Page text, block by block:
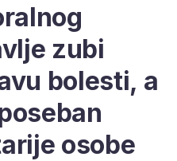
zubi
bolesti, a
osobe